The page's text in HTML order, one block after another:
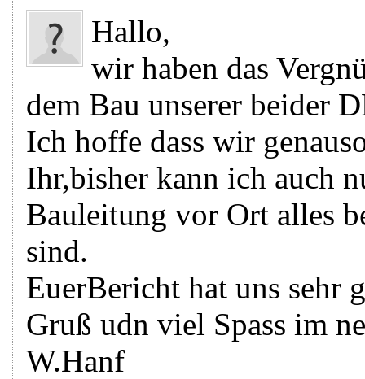
Hallo,
wir haben das
dem Bau unserer beider
Ich hoffe dass wir
Ihr,bisher kann ich auch
Bauleitung vor Ort alles
sind.
EuerBericht hat uns sehr
Gruß udn viel Spass im
W.Hanf